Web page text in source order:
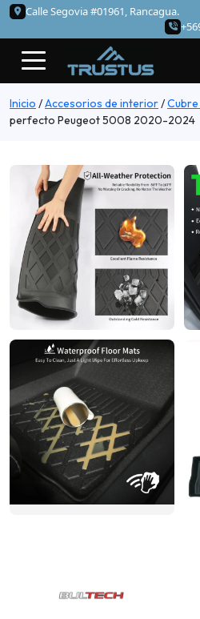
Calle Segovia #01961, Rancagua.
Inicio /Accesorios de interior/
perfecto Peugeot 5008 2020-2024